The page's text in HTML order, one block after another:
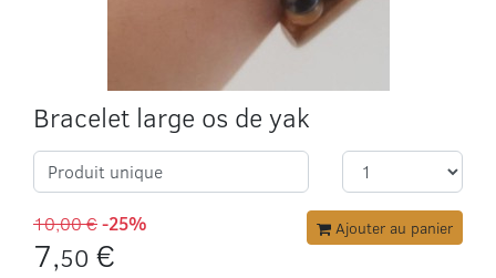
Bracelet large os de yak
Produit unique
10,00 €-25%
7,50 €
Ajouter au panier